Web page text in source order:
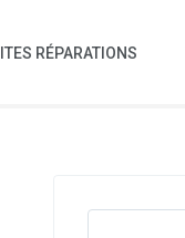
RÉPARATIONS